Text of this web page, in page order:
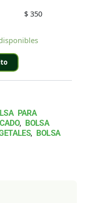
$350
PARA
, BOLSA
, BOLSA